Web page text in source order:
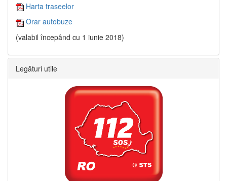
Harta traseelor
Orar autobuze
(valabil începând cu 1 iunie 2018)
Legături utile